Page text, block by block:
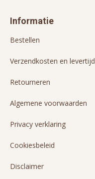
Informatie
Bestellen
Verzendkosten en levertijd
Retourneren
Algemene voorwaarden
Privacy verklaring
Cookiesbeleid
Disclaimer